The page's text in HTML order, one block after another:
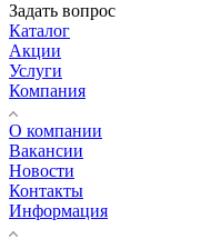
Задать вопрос
Каталог
Акции
Услуги
Компания
О компании
Вакансии
Новости
Контакты
Информация